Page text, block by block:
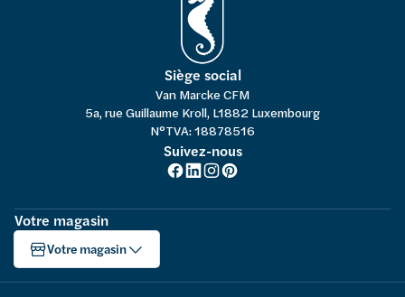
Siège social
Van Marcke CFM
5a, rue Guillaume Kroll, L1882 Luxembourg
N°TVA: 18878516
Suivez-nous
Votre magasin
Votre magasin